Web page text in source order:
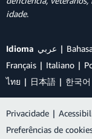
idade.
Idioma عربي
Français
Italiano
ไทย
日本語 한국어
Privacidade |
Preferências de